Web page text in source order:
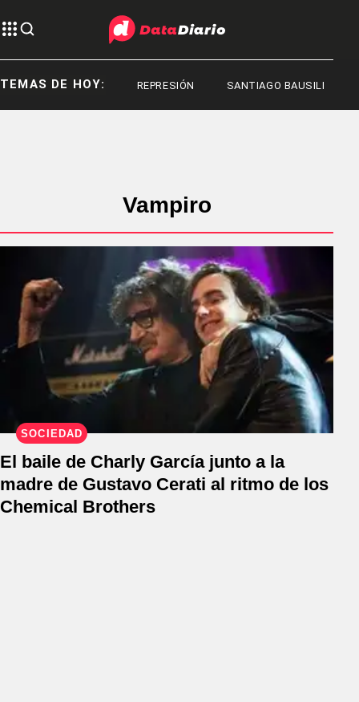
TEMAS DE HOY: REPRESIÓN SANTIAGO BAUSILI
Vampiro
SOCIEDAD
El baile de Charly García junto a la
madre de Gustavo Cerati al ritmo de los
Chemical Brothers